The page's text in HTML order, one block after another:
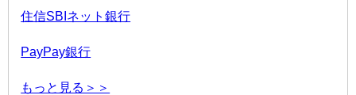
住信SBIネット銀行
PayPay銀行
もっと見る＞＞